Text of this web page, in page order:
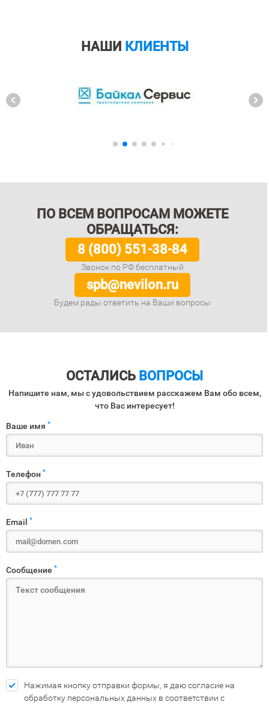
НАШИ КЛИЕНТЫ
ПО ВСЕМ ВОПРОСАМ МОЖЕТЕ
ОБРАЩАТЬСЯ:
8 (800) 551-38-84
Звонок по РФ бесплатный
spb@nevilon.ru
Будем рады ответить на Ваши вопросы
ОСТАЛИСЬ ВОПРОСЫ
Напишите нам, мы с удовольствием расскажем Вам обо всем,
что Вас интересует!
Ваше имя *
Телефон *
Email *
Сообщение *
Нажимая кнопку отправки формы, я даю согласие на
обработку персональных данных в соответствии с